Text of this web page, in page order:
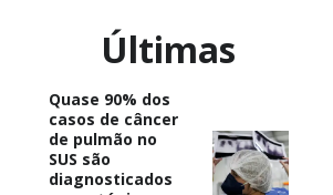
Últimas
Quase 90% dos
casos de câncer
de pulmão no
SUS são
diagnosticados